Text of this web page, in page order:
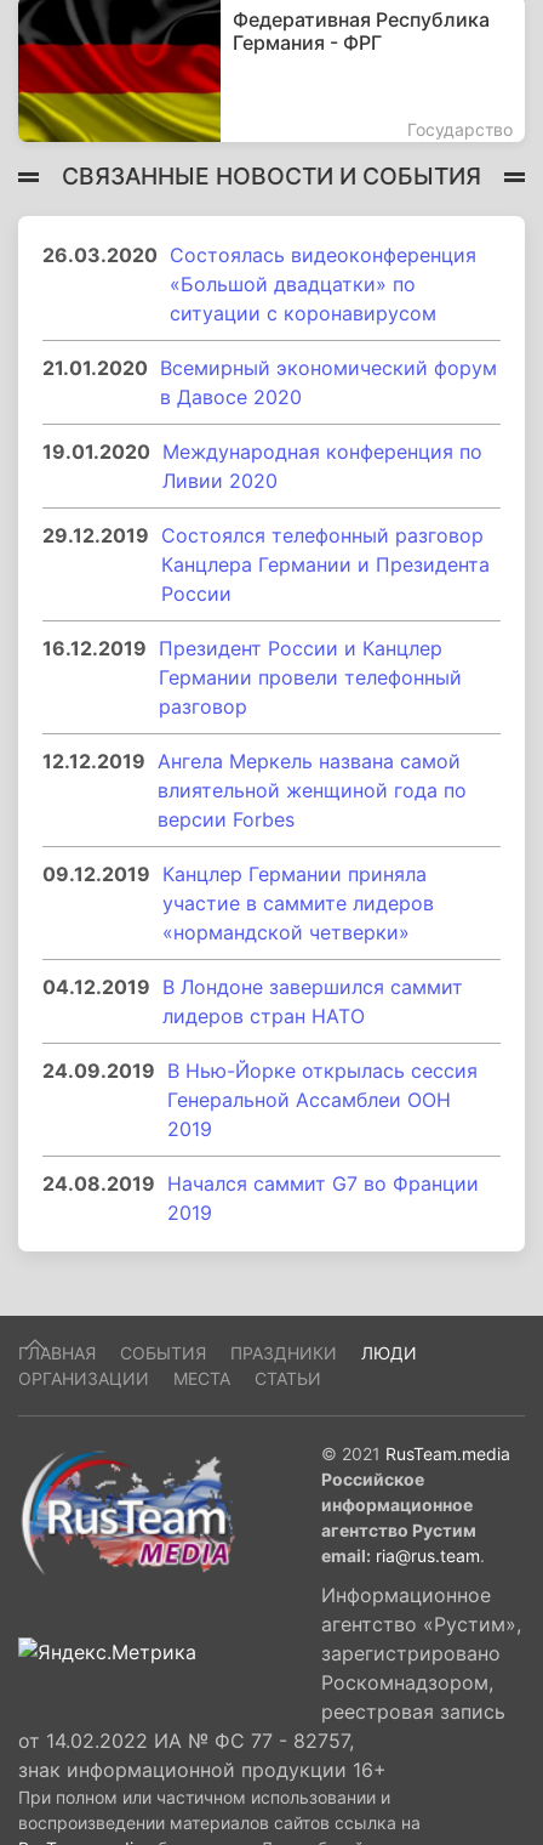
Федеративная Республика
Германия - ФРГ
Государство
СВЯЗАННЫЕ НОВОСТИ И СОБЫТИЯ
26.03.2020 Состоялась видеоконференция
«Большой двадцатки» по
ситуации с коронавирусом
21.01.2020 Всемирный экономический форум
в Давосе 2020
19.01.2020 Международная конференция по
Ливии 2020
29.12.2019 Состоялся телефонный разговор
Канцлера Германии и Президента
России
16.12.2019 Президент России и Канцлер
Германии провели телефонный
разговор
12.12.2019 Ангела Меркель названа самой
влиятельной женщиной года по
версии Forbes
09.12.2019 Канцлер Германии приняла
участие в саммите лидеров
«нормандской четверки»
04.12.2019 В Лондоне завершился саммит
лидеров стран НАТО
24.09.2019 В Нью-Йорке открылась сессия
Генеральной Ассамблеи ООН
2019
24.08.2019 Начался саммит G7 во Франции
2019
ГЛАВНАЯ СОБЫТИЯ ПРАЗДНИКИ
ЛЮДИ
ОРГАНИЗАЦИИ
МЕСТА СТАТЬИ
© 2021 RusTeam.media
Российское
информационное
агентство Рустим
email: ria@rus.team.
Информационное
агентство «Рустим»,
зарегистрировано
Роскомнадзором,
реестровая запись
от 14.02.2022 ИА № ФС 77 - 82757,
знак информационной продукции 16+
При полном или частичном использовании и
воспроизведении материалов сайтов ссылка на